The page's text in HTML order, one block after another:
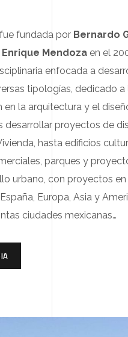
fue fundada por Bernardo
Mendoza en el
enfocada a
tipologías, dedicado a
en la arquitectura y el
desarrollar proyectos de
hasta edificios
parques y
urbano, con proyectos en
Europa, Asia y
ciudades mexicanas…